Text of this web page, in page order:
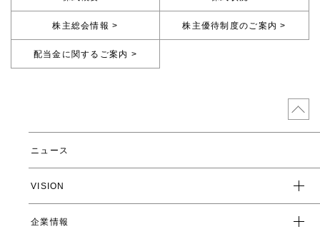
株主総会情報 > 株主優待制度のご案内 >
配当金に関するご案内 >
ニュース
VISION
企業スローガン
企業情報